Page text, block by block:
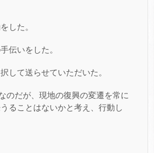
した。
伝いをした。
して送らせていただいた。
のだが、現地の復興の変遷を常に
ることはないかと考え、行動し